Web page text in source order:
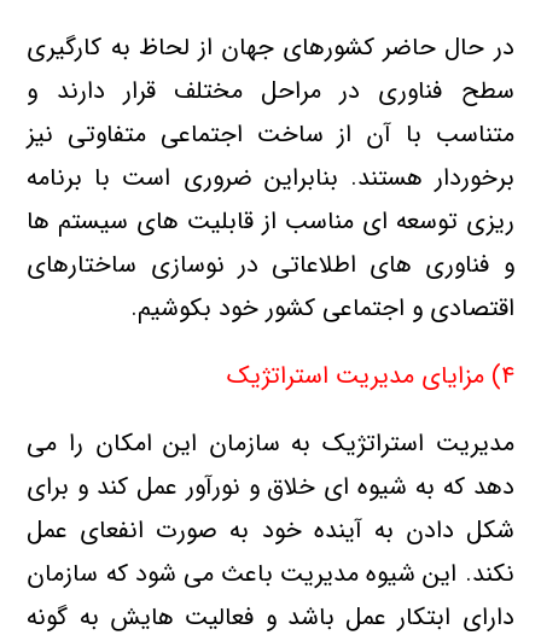
در حال حاضر کشورهای جهان از لحاظ به کارگیری
سطح فناوری در مراحل مختلف قرار دارند و
متناسب با آن از ساخت اجتماعی متفاوتی نیز
برخوردار هستند. بنابراین ضروری است با برنامه
ریزی توسعه ای مناسب از قابلیت های سیستم ها
و فناوری های اطلاعاتی در نوسازی ساختارهای
اقتصادی و اجتماعی کشور خود بکوشیم.
۴) مزایای مدیریت استراتژیک
مدیریت استراتژیک به سازمان این امکان را می
دهد که به شیوه ای خلاق و نورآور عمل کند و برای
شکل دادن به آینده خود به صورت انفعای عمل
نکند. این شیوه مدیریت باعث می شود که سازمان
دارای ابتکار عمل باشد و فعالیت هایش به گونه